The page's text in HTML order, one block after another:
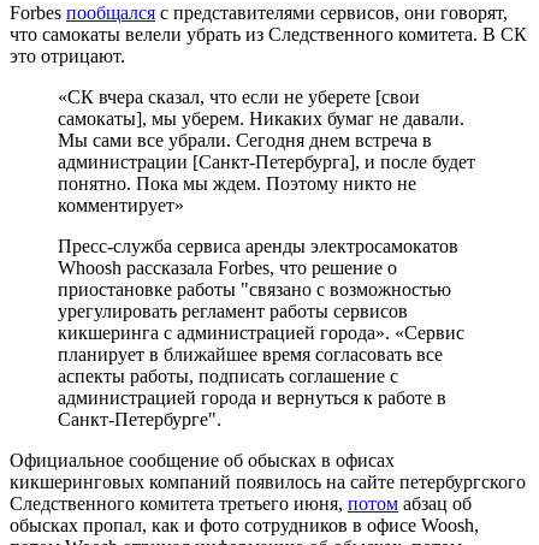
Forbes пообщался с представителями сервисов, они говорят,
что самокаты велели убрать из Следственного комитета. В СК
это отрицают.
«СК вчера сказал, что если не уберете [свои
самокаты], мы уберем. Никаких бумаг не давали.
Мы сами все убрали. Сегодня днем встреча в
администрации [Санкт-Петербурга], и после будет
понятно. Пока мы ждем. Поэтому никто не
комментирует»
Пресс-служба сервиса аренды электросамокатов
Whoosh рассказала Forbes, что решение о
приостановке работы "связано с возможностью
урегулировать регламент работы сервисов
кикшеринга с администрацией города». «Сервис
планирует в ближайшее время согласовать все
аспекты работы, подписать соглашение с
администрацией города и вернуться к работе в
Санкт-Петербурге".
Официальное сообщение об обысках в офисах
кикшеринговых компаний появилось на сайте петербургского
Следственного комитета третьего июня, потом абзац об
обысках пропал, как и фото сотрудников в офисе Woosh,